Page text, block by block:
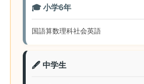
🎓 小学6年
国語算数理科社会英語
🖋️ 中学生